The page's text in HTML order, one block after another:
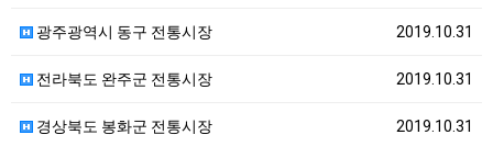
2019.10.31
광주광역시 동구 전통시장
2019.10.31
전라북도 완주군 전통시장
2019.10.31
경상북도 봉화군 전통시장